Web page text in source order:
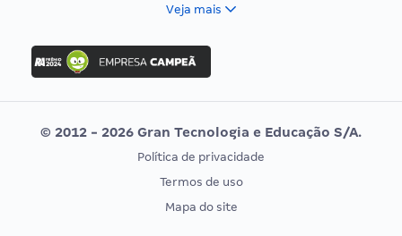
Concurso Ibama
Concurso MPU
Editais publicados
Vunesp
CONCURSOS POR PROFISSÃO
EXAME DE ORDEM
Veja mais
© 2012 - 2026 Gran Tecnologia e Educação S/A.
Política de privacidade
Termos de uso
Mapa do site